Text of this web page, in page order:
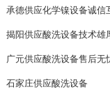
承德供应化学镍设备诚信
揭阳供应酸洗设备技术雄
广元供应酸洗设备售后无
石家庄供应酸洗设备